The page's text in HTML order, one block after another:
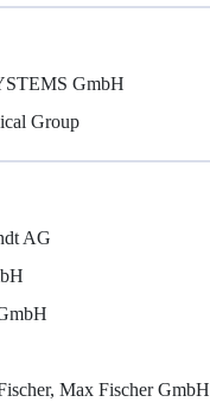
GmbH
Group
AG
Max Fischer GmbH